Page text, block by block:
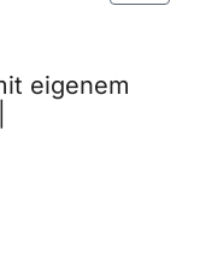
eigenem